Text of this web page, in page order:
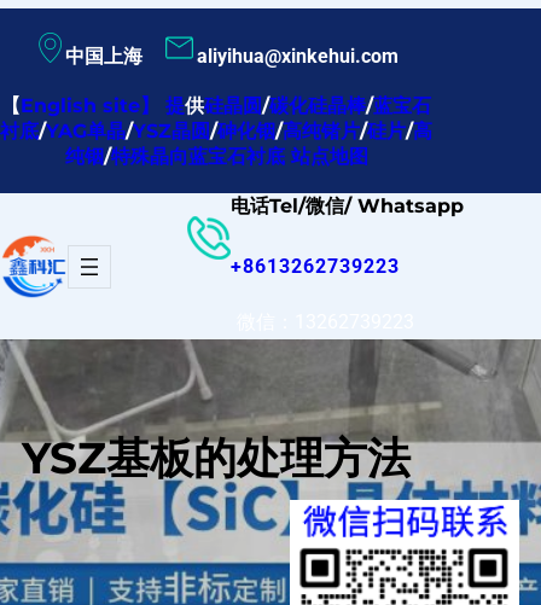
内
容
中国上海 aliyihua@xinkehui.com
【English site】提供硅晶圆/碳化硅晶棒/蓝宝石
衬底/YAG单晶/YSZ晶圆/砷化铟/高纯锗片/硅片/高
纯铟/特殊晶向蓝宝石衬底 站点地图
电话Tel/微信/ Whatsapp
+8613262739223
YSZ基板的处理方法